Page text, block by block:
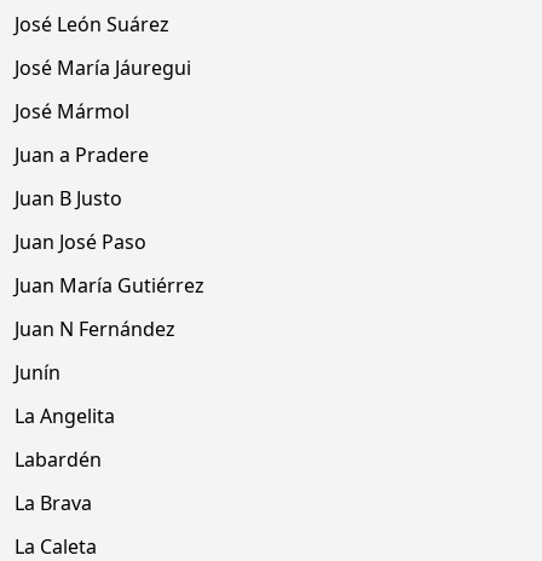
José León Suárez
José María Jáuregui
José Mármol
Juan a Pradere
Juan B Justo
Juan José Paso
Juan María Gutiérrez
Juan N Fernández
Junín
La Angelita
Labardén
La Brava
La Caleta